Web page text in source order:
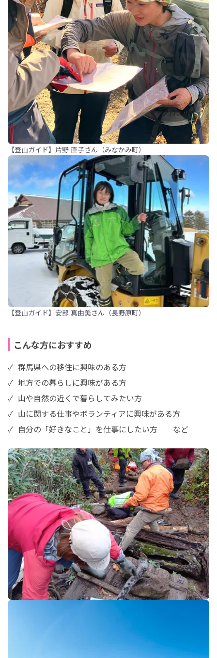
【登山ガイド】片野 直子さん（みなかみ町）
【登山ガイド】安部 真由美さん（長野原町）
こんな方におすすめ
✓  群馬県への移住に興味のある方
✓  地方での暮らしに興味がある方
✓  山や自然の近くで暮らしてみたい方
✓  山に関する仕事やボランティアに興味がある方
✓  自分の「好きなこと」を仕事にしたい方　　など